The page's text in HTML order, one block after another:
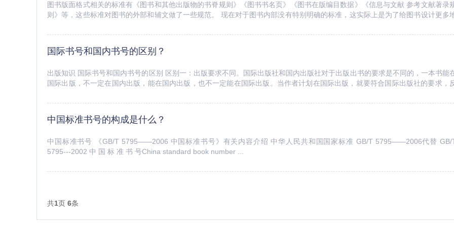
图书版面格式相关的标准有《图书和其他出版物的书脊规则》《图书书名页》《图书在版编目数据》《信息与文献 参考文献著录
则》等，这些标准对图书的外部和辅文做了一些规范。 现在对于图书内部没有特别明确的标准，这实际上是为了给图书设计更多
国际书号和国内书号的区别？
出版知识 国际书号和国内书号的区别 区别一：出版要求不同。国际出版社和国内出版社对于出版出书的要求是不同的，一本书能
国际出版，不一定在国内出版，能在国内出版，也不一定能在国际出版。当作者计划在国际出版，就要符合国际出版社的要求，
中国标准书号的构成是什么？
中国标准书号 《GB/T 5795——2006 中国标准书号》有关内容介绍 中华人民共和国国家标准 GB/T 5795——2006代替 GB/
5795---2002 中 国 标 准 书 号China standard book number ...
共1页 6条